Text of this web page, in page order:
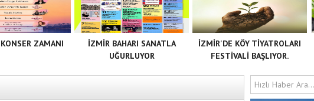
ZAMANI
İZMİR BAHARI SANATLA
UĞURLUYOR
İZMİR'DE KÖY TİYATROLARI
FESTİVALİ BAŞLIYOR.